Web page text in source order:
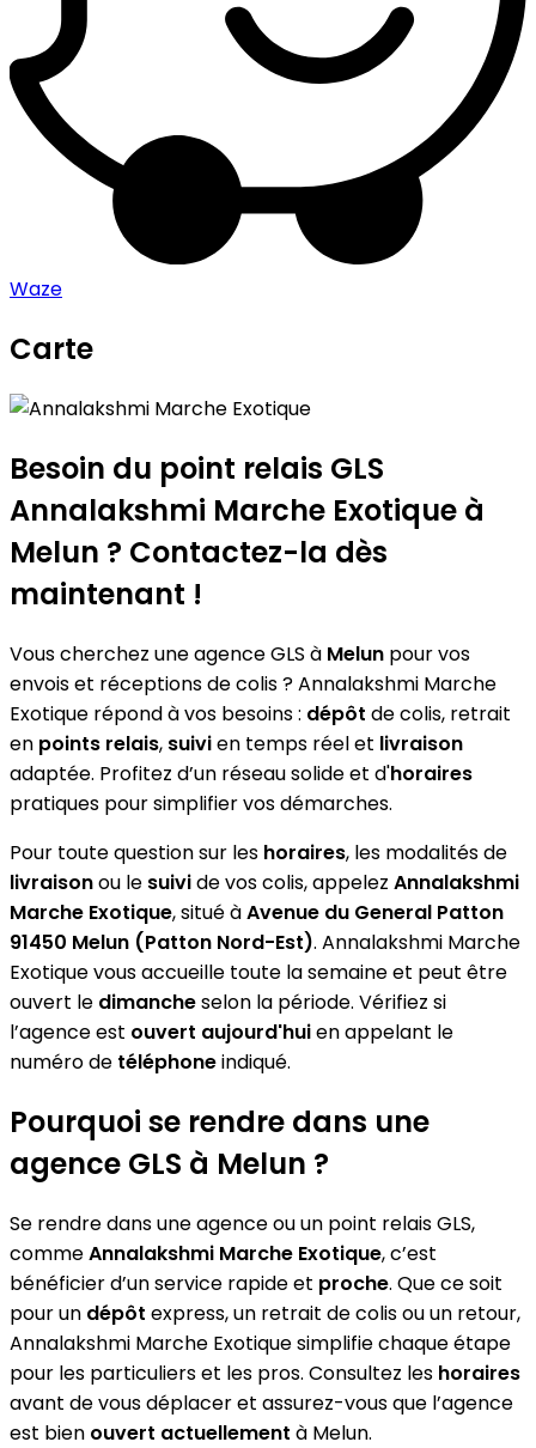
Waze
Carte
Annalakshmi Marche Exotique
+
−
Besoin du point relais GLS
Annalakshmi Marche Exotique à
Melun ? Contactez-la dès
maintenant !
Vous cherchez une agence GLS à Melun pour vos
envois et réceptions de colis ? Annalakshmi Marche
Exotique répond à vos besoins : dépôt de colis, retrait
en points relais, suivien temps réel et livraison
adaptée. Profitez d’un réseau solide et d'horaires
pratiques pour simplifier vos démarches.
Pour toute question sur les horaires, les modalités de
livraisonou le suivide vos colis, appelez Annalakshmi
Marche Exotique, situé àAvenue du General Patton
91450 Melun (Patton Nord-Est). Annalakshmi Marche
Exotique vous accueille toute la semaine et peut être
ouvert le dimancheselon la période. Vérifiez si
l’agence est ouvert aujourd'huien appelant le
numéro de téléphoneindiqué.
Pourquoi se rendre dans une
agence GLS à Melun ?
Se rendre dans une agence ou un point relais GLS,
commeAnnalakshmi Marche Exotique, c’est
bénéficier d’un service rapide et proche. Que ce soit
pour un dépôt express, un retrait de colis ou un retour,
Annalakshmi Marche Exotique simplifie chaque étape
pour les particuliers et les pros. Consultez les horaires
avant de vous déplacer et assurez-vous que l’agence
est bien ouvert actuellement à Melun.